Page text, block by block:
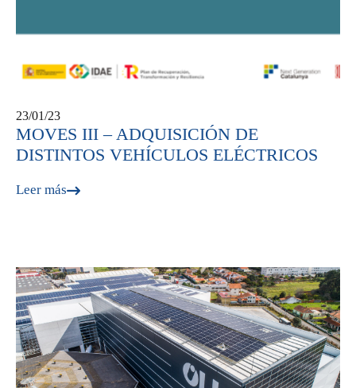
23/01/23
MOVES III – ADQUISICIÓN DE
DISTINTOS VEHÍCULOS ELÉCTRICOS
Leer más